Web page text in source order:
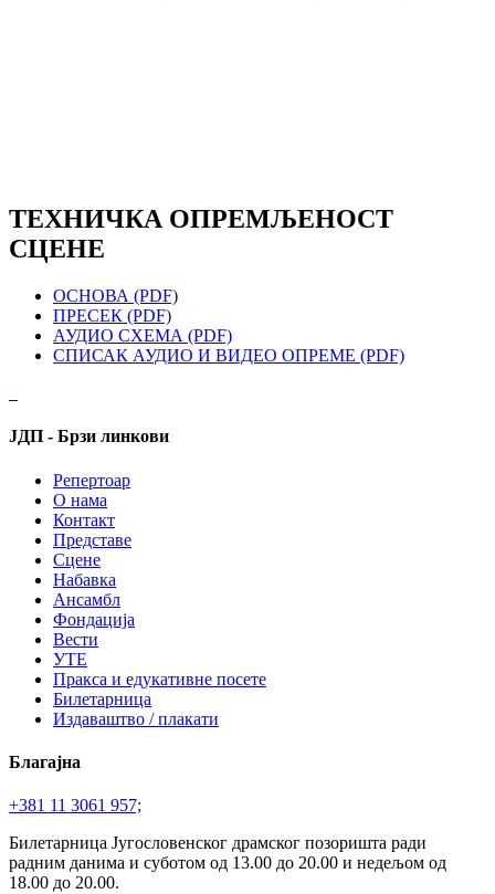
ТЕХНИЧКА ОПРЕМЉЕНОСТ
СЦЕНЕ
ОСНОВА (PDF)
ПРЕСЕК (PDF)
АУДИО СХЕМА (PDF)
СПИСАК АУДИО И ВИДЕО ОПРЕМЕ (PDF)
ЈДП - Брзи линкови
Репертоар
О нама
Контакт
Представе
Сцене
Набавка
Ансамбл
Фондација
Вести
УТЕ
Пракса и едукативне посете
Билетарница
Издаваштво / плакати
Благајна
+381 11 3061 957;
Билетарница Југословенског драмског позоришта ради
радним данима и суботом од 13.00 до 20.00 и недељом од
18.00 до 20.00.